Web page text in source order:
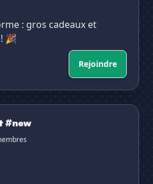
: gros cadeaux et
🎉
Rejoindre
#new